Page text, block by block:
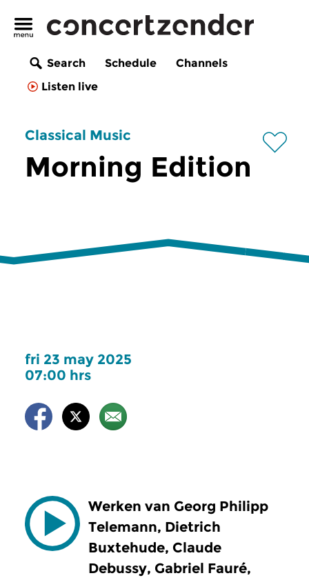
Search Schedule
Channels
Listen live
Classical Music
Morning Edition
fri 23 may 2025
07:00 hrs
Werken van Georg Philipp
Telemann, Dietrich
Buxtehude, Claude
Debussy, Gabriel Fauré,